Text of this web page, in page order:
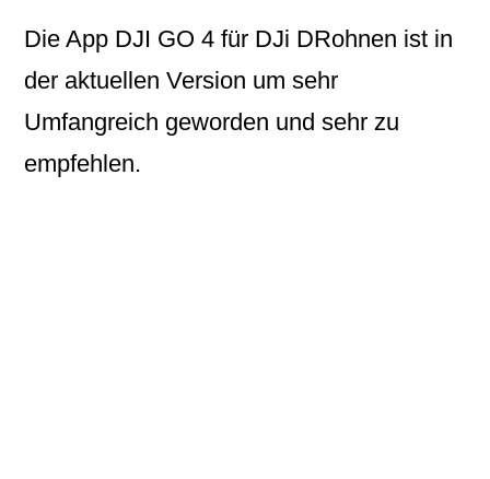
Die App DJI GO 4 für DJi DRohnen ist in
der aktuellen Version um sehr
Umfangreich geworden und sehr zu
empfehlen.